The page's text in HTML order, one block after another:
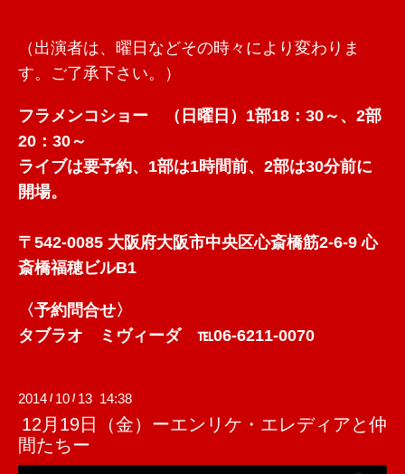
（出演者は、曜日などその時々により変わりま
す。ご了承下さい。）
フラメンコショー （日曜日）1部18：30～、2部
20：30～
ライブは要予約、1部は1時間前、2部は30分前に
開場。
〒542-0085 大阪府大阪市中央区心斎橋筋2-6-9 心
斎橋福穂ビルB1
〈予約問合せ〉
タブラオ ミヴィーダ ℡06-6211-0070
2014 / 10 / 13 14:38
12月19日（金）ーエンリケ・エレディアと仲
間たちー